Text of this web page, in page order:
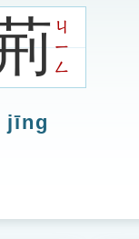
ㄐ
ㄧ
ㄥ
jīng